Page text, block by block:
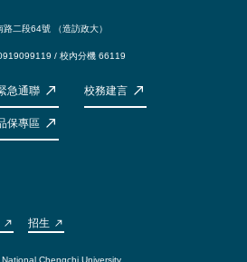
路二段64號 （造訪政大）
/ 校內分機 66119
急通聯 校務建言
保專區
招生
Chengchi University